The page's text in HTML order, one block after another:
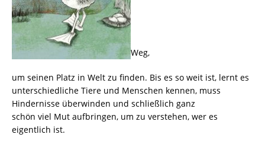
Weg,
um seinen Platz in Welt zu finden. Bis es so weit ist, lernt es
unterschiedliche Tiere und Menschen kennen, muss
Hindernisse überwinden und schließlich ganz
schön viel Mut aufbringen, um zu verstehen, wer es
eigentlich ist.